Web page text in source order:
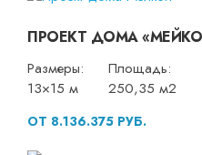
ПРОЕКТ ДОМА
Размеры:
13×15 м
Площадь:
250,35 м2
ОТ 8.136.375 РУБ.